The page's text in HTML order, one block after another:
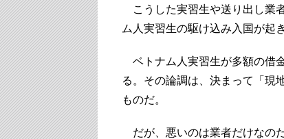
こうした実習生や送り出し業
ム人実習生の駆け込み入国が起
ベトナム人実習生が多額の借
る。その論調は、決まって「現
ものだ。
だが、悪いのは業者だけなの